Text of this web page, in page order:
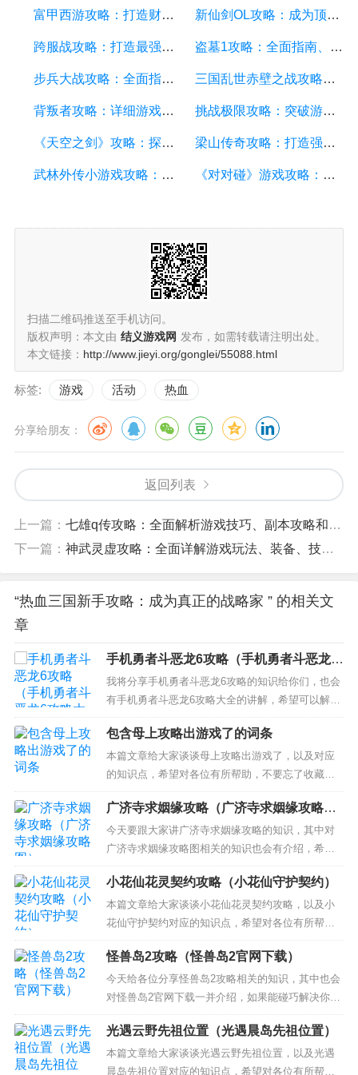
富甲西游攻略：打造财富王国的终极指南 新仙剑OL攻略：成为顶级仙侠大侠的秘诀与技巧
跨服战攻略：打造最强战队，征服多个服务器 盗墓1攻略：全面指南、秘籍和技巧
步兵大战攻略：全面指南及游戏技巧分享 三国乱世赤壁之战攻略：详细游戏攻略方面的描述
背叛者攻略：详细游戏攻略方面的描述 挑战极限攻略：突破游戏难关的终极指南
《天空之剑》攻略：探索天空的冒险之旅 梁山传奇攻略：打造强大的英雄团队，征服江湖的必备指南
武林外传小游戏攻略：全面解析游戏技巧、角色选择和剧情推进 《对对碰》游戏攻略：成为高手的秘籍
扫描二维码推送至手机访问。
版权声明：本文由 结义游戏网 发布，如需转载请注明出处。
本文链接： http://www.jieyi.org/gonglei/55088.html
标签: 游戏 活动 热血
分享给朋友：
返回列表
上一篇： 七雄q传攻略：全面解析游戏技巧、副本攻略和英雄策略
下一篇： 神武灵虚攻略：全面详解游戏玩法、装备、技能和副本
“热血三国新手攻略：成为真正的战略家 ” 的相关文
章
手机勇者斗恶龙6攻略（手机勇者斗恶龙6
攻略大全）
我将分享手机勇者斗恶龙6攻略的知识给你们，也会
有手机勇者斗恶龙6攻略大全的讲解，希望可以解决
你们现在的问题！ 本文目录一览： 1、FC游戏勇者
斗恶龙6的详细攻略 2、勇者斗恶龙6攻略 怎么过恶
龙6 3、nes勇者斗恶龙六中文版全攻略 FC游戏勇者
斗恶龙6的详细攻略 游戏开始会先做性向测验，...
包含母上攻略出游戏了的词条
本篇文章给大家谈谈母上攻略出游戏了，以及对应
的知识点，希望对各位有所帮助，不要忘了收藏本
站喔。 本文目录一览： 1、母上攻略游戏CG怎么看
2、母上攻略3.0安卓哪里 3、母上大人0.12攻略第5
个人在那 4、韩国手游黄油有哪些 5、母上攻略手游
怎么样玩? 母上攻略游戏CG怎么看...
广济寺求姻缘攻略（广济寺求姻缘攻略
图）
今天要跟大家讲广济寺求姻缘攻略的知识，其中对
广济寺求姻缘攻略图相关的知识也会有介绍，希望
可以帮助大家解答当下的疑问！ 本文目录一览：
1、北京四大求姻缘寺庙 2、去寺庙求姻缘有什么注
意事项 3、北京广济寺求姻缘有什么讲究 北京广济
寺求姻缘的注意事项 4、关于求姻缘，急！！！ 5、
去...
小花仙花灵契约攻略（小花仙守护契约）
本篇文章给大家谈谈小花仙花灵契约攻略，以及小
花仙守护契约对应的知识点，希望对各位有所帮
助，不要忘了收藏本站喔。 本文目录一览： 1、小
花仙花灵契约怎么点亮 2、小花仙恶灵纪念版怎么获
得 3、小花仙精灵王手游中契约精灵如何搭配出曼珠
沙华 4、小花仙郁闷的小吃货在哪里 5、小花仙甜心
蜜意...
怪兽岛2攻略（怪兽岛2官网下载）
今天给各位分享怪兽岛2攻略相关的知识，其中也会
对怪兽岛2官网下载一并介绍，如果能碰巧解决你现
在面临的问题，别忘了关注本站，现在开始吧！ 本
文目录一览： 1、怪兽岛2还能玩吗 2、怪兽岛2龙族
是怎样配养 3、怪兽岛2里的黑龙血脉怎么用 怪兽岛
2还能玩吗 能玩。《怪兽岛2》是一款以口袋妖怪原
光遇云野先祖位置（光遇晨岛先祖位置）
本篇文章给大家谈谈光遇云野先祖位置，以及光遇
晨岛先祖位置对应的知识点，希望对各位有所帮